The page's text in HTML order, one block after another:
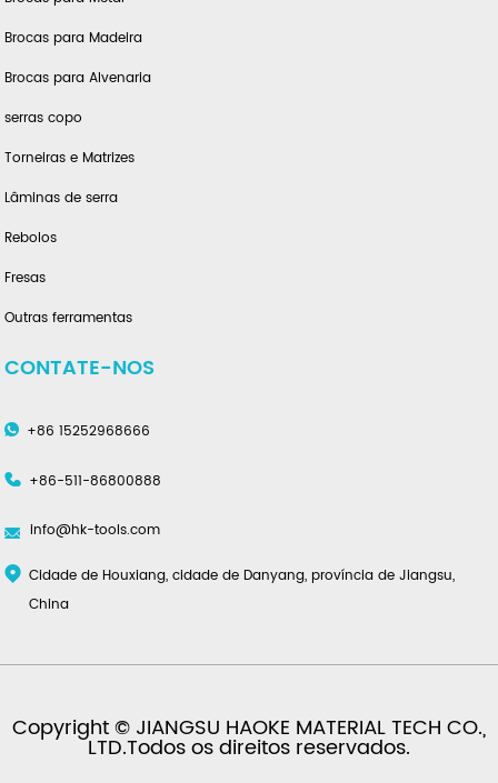
Brocas para Madeira
Brocas para Alvenaria
serras copo
Torneiras e Matrizes
Lâminas de serra
Rebolos
Fresas
Outras ferramentas
CONTATE-NOS
+86 15252968666
+86-511-86800888
info@hk-tools.com
Cidade de Houxiang, cidade de Danyang, província de Jiangsu,
China
Copyright © JIANGSU HAOKE MATERIAL TECH CO.,
LTD.Todos os direitos reservados.